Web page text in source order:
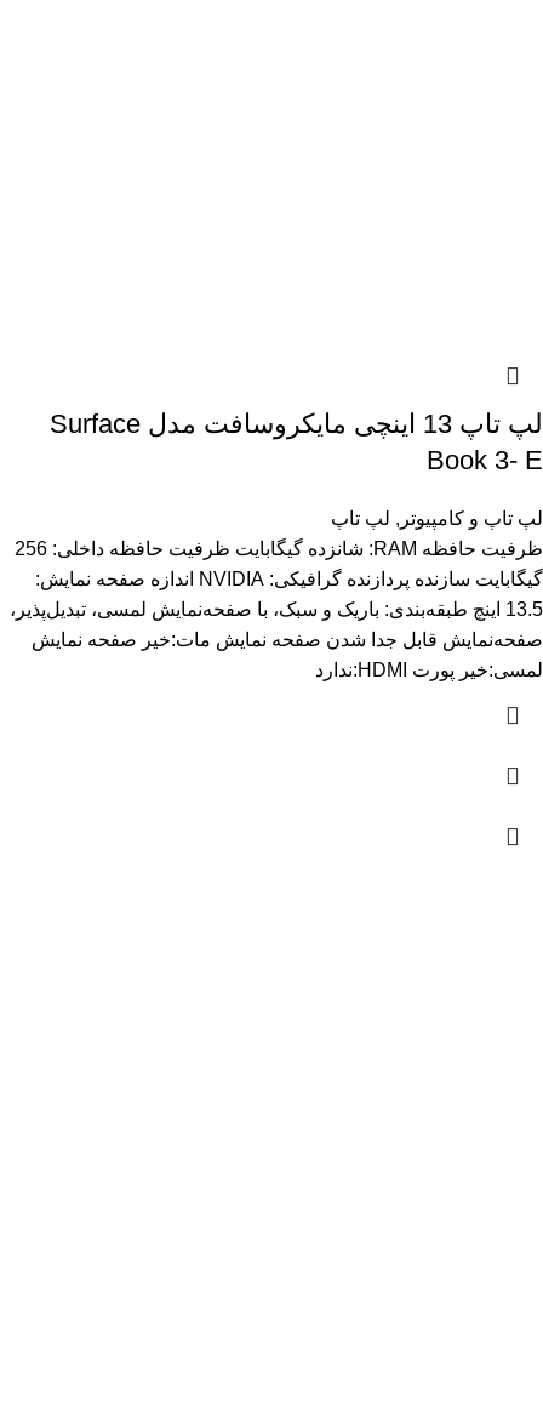
لپ تاپ 13 اینچی مایکروسافت مدل Surface
Book 3- E
لپ تاپ و کامپیوتر , لپ تاپ
ظرفیت حافظه RAM: شانزده گیگابایت ظرفیت حافظه داخلی: 256
گیگابایت سازنده پردازنده گرافیکی: NVIDIA اندازه صفحه نمایش:
13.5 اینچ طبقه‌بندی: باریک و سبک، با صفحه‌نمایش لمسی، تبدیل‌پذیر،
صفحه‌نمایش قابل جدا شدن صفحه نمایش مات:خیر صفحه نمایش
لمسی:خیر پورت HDMI:ندارد